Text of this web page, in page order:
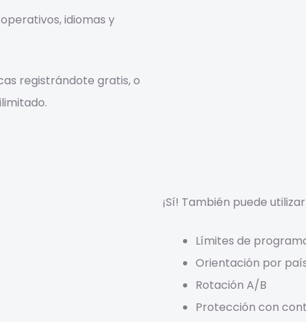
idiomas y
registrándote gratis, o
¡Sí! También puede
Límites de
Orientación por
Rotación A/B
Protección con